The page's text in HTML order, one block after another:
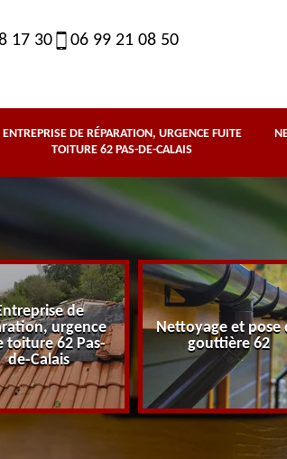
17 30 06 99 21 08 50
ENTREPRISE DE RÉPARATION, URGENCE FUITE
TOITURE 62 PAS-DE-CALAIS
de
urgence
toiture 62 Pas-
de-Calais
Nettoyage et pose
gouttière 62